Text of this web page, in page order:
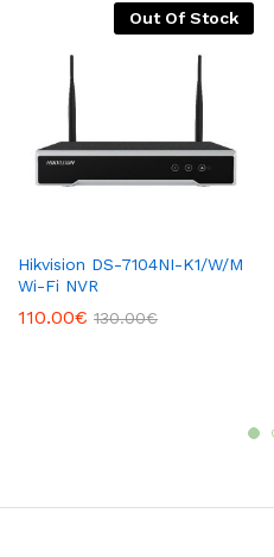
Out Of Stock
Hikvision DS-7104NI-K1/W/M
Wi-Fi NVR
110.00€ 130.00€